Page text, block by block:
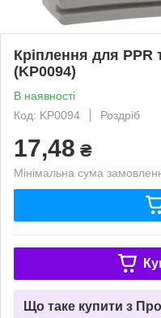
Кріплення для PPR
(KP0094)
В наявності
Код: KP0094
Роздріб
17,48 ₴
Мінімальна сума
Що таке купити з